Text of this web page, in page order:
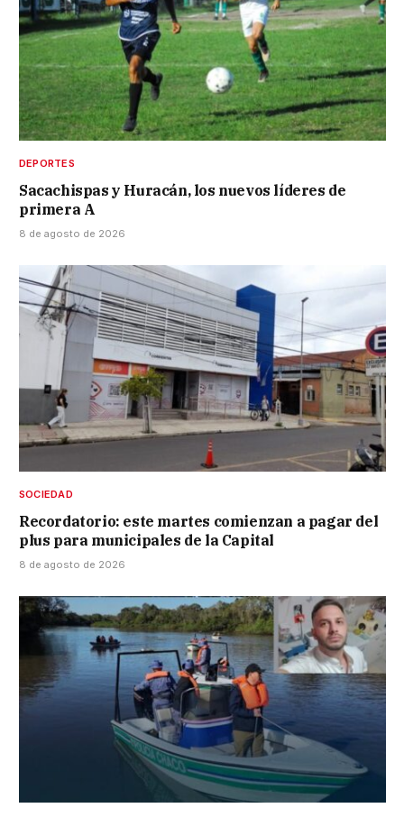
DEPORTES
Sacachispas y Huracán, los nuevos líderes de
primera A
8 de agosto de 2026
SOCIEDAD
Recordatorio: este martes comienzan a pagar del
plus para municipales de la Capital
8 de agosto de 2026